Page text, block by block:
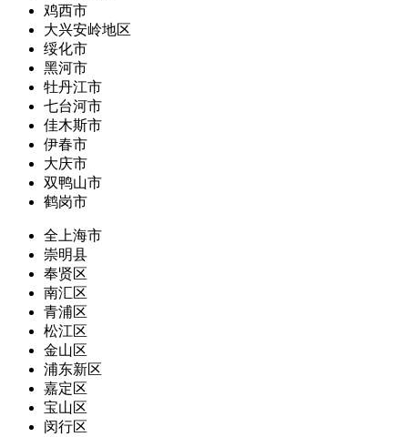
鸡西市
大兴安岭地区
绥化市
黑河市
牡丹江市
七台河市
佳木斯市
伊春市
大庆市
双鸭山市
鹤岗市
全上海市
崇明县
奉贤区
南汇区
青浦区
松江区
金山区
浦东新区
嘉定区
宝山区
闵行区